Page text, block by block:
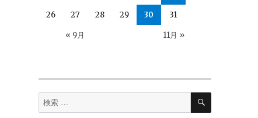
« 9月 11月 »
26 27 28 29 30 31
検
索
検